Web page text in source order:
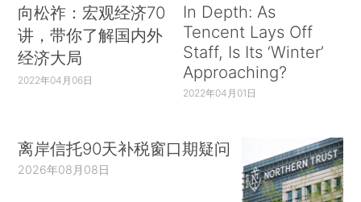
向松祚：宏观经济70
讲，带你了解国内外
经济大局
2022年04月06日
In Depth: As
Tencent Lays Off
Staff, Is Its ‘Winter’
Approaching?
2022年04月01日
离岸信托90天补税窗口期疑问
2026年08月08日